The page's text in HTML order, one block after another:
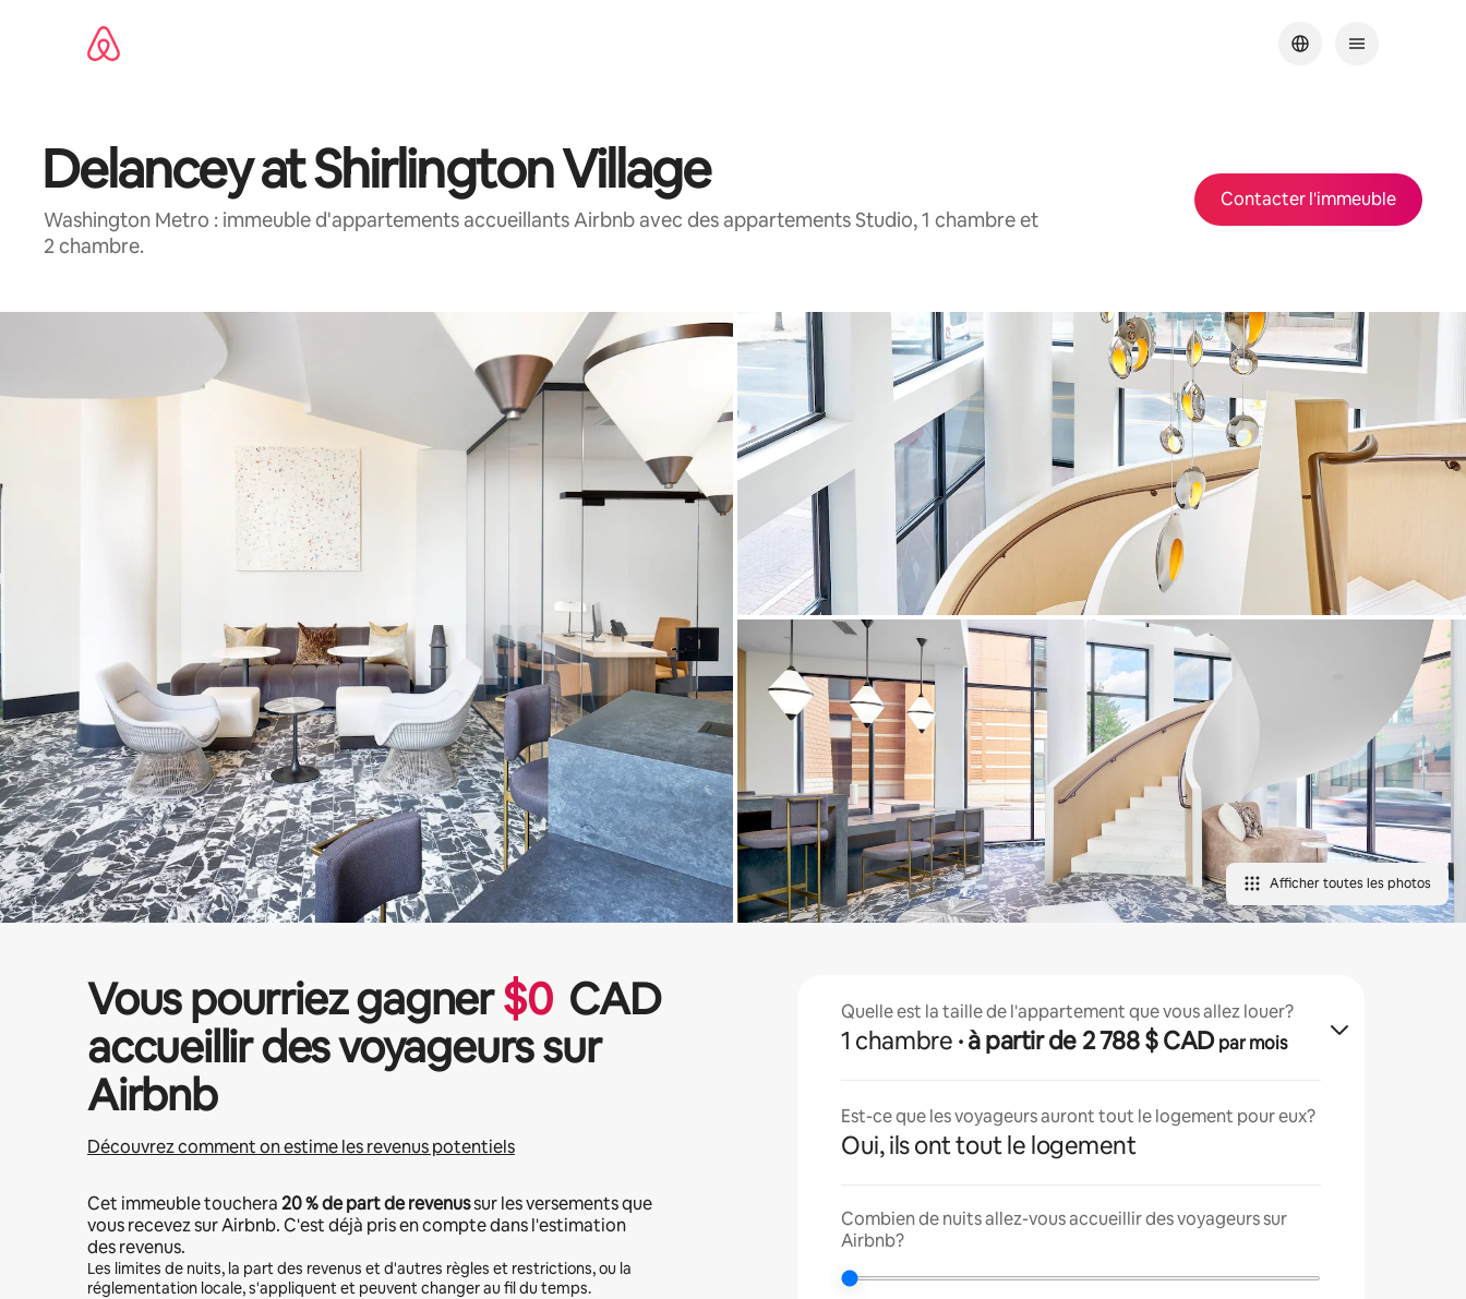
Delancey at Shirlington Village
Washington Metro : immeuble d'appartements accueillants Airbnb avec des appartements Studio, 1 chambre et
2 chambre.
Contacter l'immeuble
Afficher toutes les photos
Vous pourriez gagner$0 CAD
accueillir des voyageurs sur
Airbnb
Découvrez comment on estime les revenus potentiels
Cet immeuble touchera20 %de part de revenussur les versements que
vous recevez sur Airbnb. C'est déjà pris en compte dans l'estimation
des revenus.
Les limites de nuits, la part des revenus et d'autres règles et restrictions, ou la
réglementation locale, s'appliquent et peuvent changer au fil du temps.
Quelle est la taille de l'appartement que vous allez louer?
1 chambre · à partir de 2 788 $ CADpar mois
Est-ce que les voyageurs auront tout le logement pour eux?
Oui, ils ont tout le logement
Combien de nuits allez-vous accueillir des voyageurs sur
Airbnb?